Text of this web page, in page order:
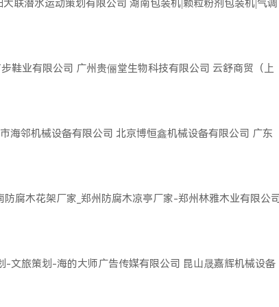
联潜水运动策划有限公司 湖南包装机|颗粒粉剂包装机|气调
鞋业有限公司 广州贵俪堂生物科技有限公司 云舒商贸（上
海邻机械设备有限公司 北京博恒鑫机械设备有限公司 广东
腐木花架厂家_郑州防腐木凉亭厂家-郑州林雅木业有限公司
-文旅策划-海的大师广告传媒有限公司 昆山晟嘉辉机械设备